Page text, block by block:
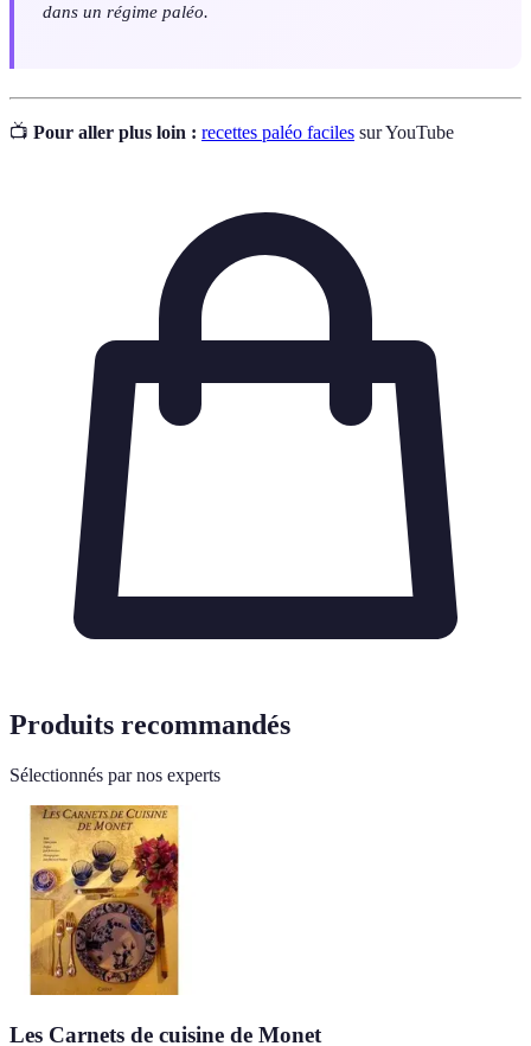
dans un régime paléo.
📺 Pour aller plus loin : recettes paléo faciles sur YouTube
Produits recommandés
Sélectionnés par nos experts
Les Carnets de cuisine de Monet